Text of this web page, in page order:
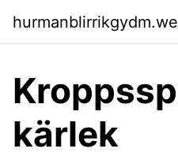
kärlek